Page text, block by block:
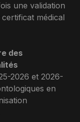
une validation
médical
des
2026 et 2026-
en